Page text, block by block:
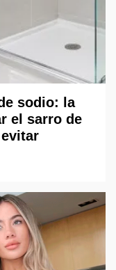
sodio: la
el sarro de